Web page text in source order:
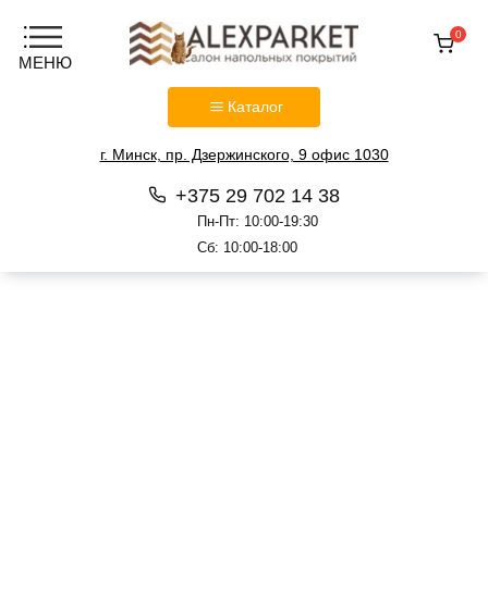
Каталог
г. Минск, пр. Дзержинского, 9 офис 1030
+375 29 702 14 38
Пн-Пт: 10:00-19:30
Сб: 10:00-18:00
0